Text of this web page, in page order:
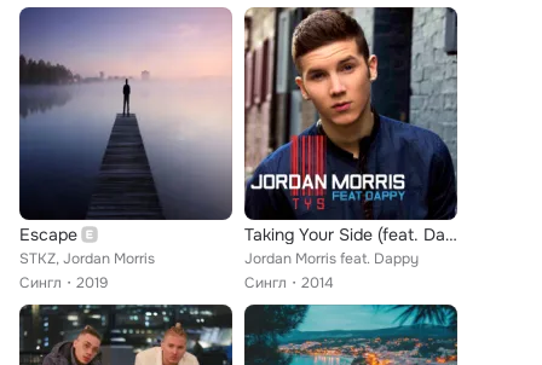
Escape
STKZ, Jordan Morris
Сингл
2019
Taking Your Side (feat. Dappy)
Jordan Morris feat. Dappy
Сингл
2014